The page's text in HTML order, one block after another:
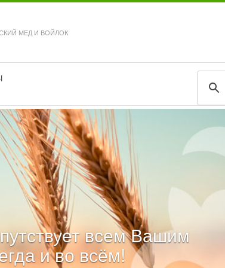
МЕД И ВОЙЛОК
всем Вашим
и во всём!